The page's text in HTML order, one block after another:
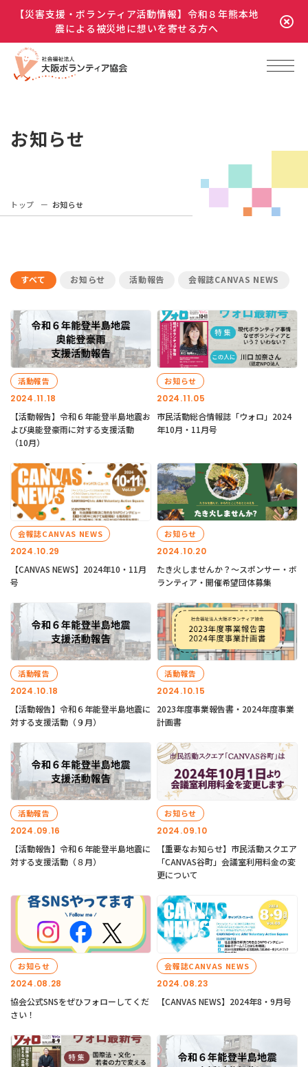
【災害支援・ボランティア活動情報】令和８年熊本地
震による被災地に想いを寄せる方へ
お知らせ
トップ お知らせ
すべて お知らせ 活動報告 会報誌CANVAS NEWS
2024.11.18
活動報告
【活動報告】令和６年能登半島地震お
よび奥能登豪雨に対する支援活動
（10月）
2024.11.05
お知らせ
市民活動総合情報誌「ウォロ」2024
年10月・11月号
2024.10.29
会報誌CANVAS NEWS
【CANVAS NEWS】2024年10・11月
号
2024.10.20
お知らせ
たき火しませんか？～スポンサー・ボ
ランティア・開催希望団体募集
2024.10.18
活動報告
【活動報告】令和６年能登半島地震に
対する支援活動（９月）
2024.10.15
活動報告
2023年度事業報告書・2024年度事業
計画書
2024.09.16
活動報告
【活動報告】令和６年能登半島地震に
対する支援活動（８月）
2024.09.10
お知らせ
【重要なお知らせ】市民活動スクエア
「CANVAS谷町」会議室利用料金の変
更について
2024.08.28
お知らせ
協会公式SNSをぜひフォローしてくだ
さい！
2024.08.23
会報誌CANVAS NEWS
【CANVAS NEWS】2024年8・9月号